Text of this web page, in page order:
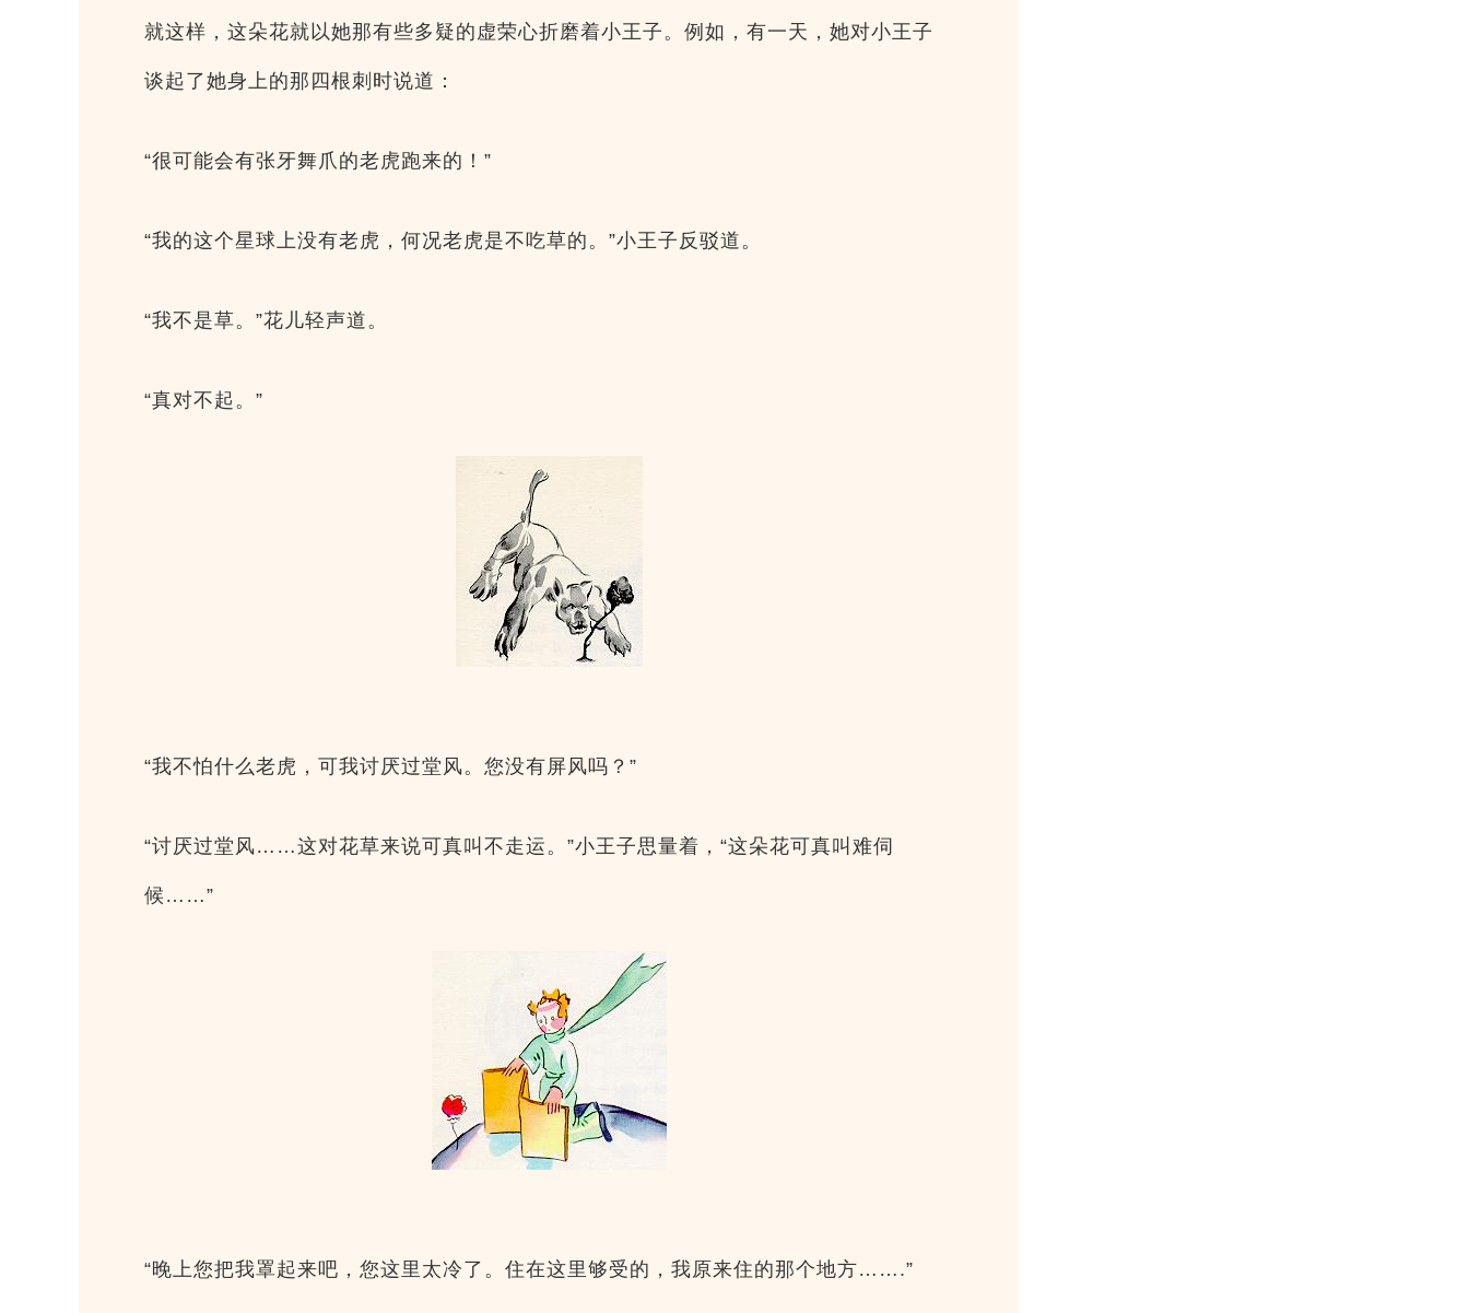
就这样，这朵花就以她那有些多疑的虚荣心折磨着小王子。例如，有一天，她对小王子
谈起了她身上的那四根刺时说道：
“很可能会有张牙舞爪的老虎跑来的！”
“我的这个星球上没有老虎，何况老虎是不吃草的。”小王子反驳道。
“我不是草。”花儿轻声道。
“真对不起。”
“我不怕什么老虎，可我讨厌过堂风。您没有屏风吗？”
“讨厌过堂风……这对花草来说可真叫不走运。”小王子思量着，“这朵花可真叫难伺
候……”
“晚上您把我罩起来吧，您这里太冷了。住在这里够受的，我原来住的那个地方…….”